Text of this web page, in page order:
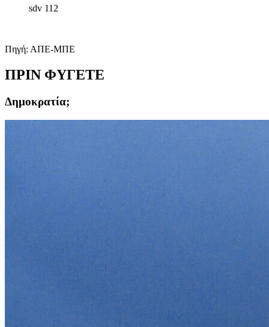
sdv 112
Πηγή: ΑΠΕ-ΜΠΕ
ΠΡΙΝ ΦΥΓΕΤΕ
Δημοκρατία;